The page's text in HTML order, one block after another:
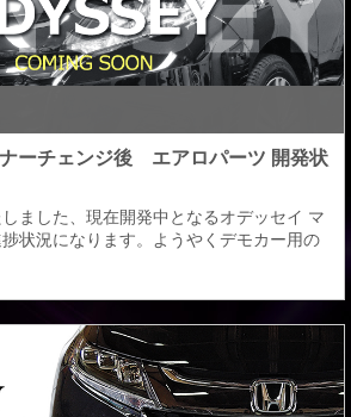
ーチェンジ後 エアロパーツ 開発状
ました、現在開発中となるオデッセイ マ
状況になります。ようやくデモカー用の
装着致しましたのでご紹介させていただ
ハーフのみの公開ですが、近日中にはあ
ご紹介させていただきます。発売まで間
デッセイＭ／Ｃ後オーナーの皆様ご検討
します。純正バンパー最低地上...